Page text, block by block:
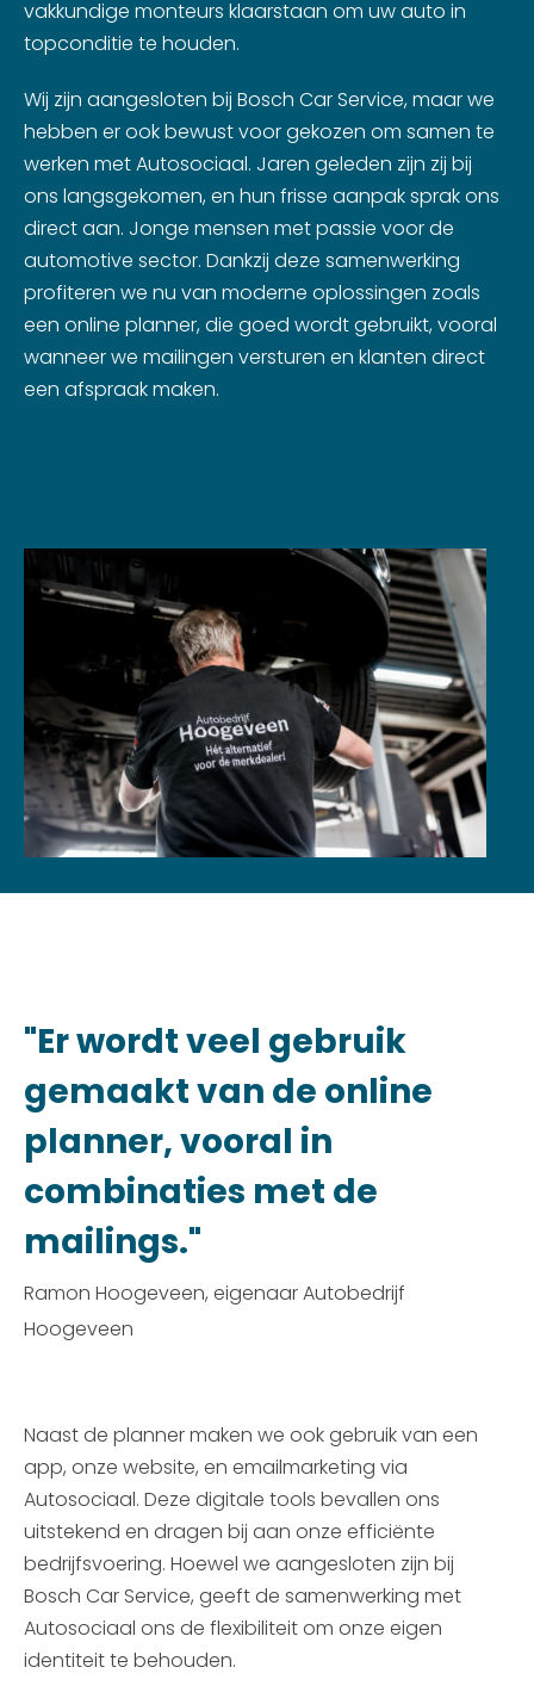
vakkundige monteurs klaarstaan om uw auto in
topconditie te houden.
Wij zijn aangesloten bij Bosch Car Service, maar we
hebben er ook bewust voor gekozen om samen te
werken met Autosociaal. Jaren geleden zijn zij bij
ons langsgekomen, en hun frisse aanpak sprak ons
direct aan. Jonge mensen met passie voor de
automotive sector. Dankzij deze samenwerking
profiteren we nu van moderne oplossingen zoals
een online planner, die goed wordt gebruikt, vooral
wanneer we mailingen versturen en klanten direct
een afspraak maken.
"Er wordt veel gebruik
gemaakt van de online
planner, vooral in
combinaties met de
mailings."
Ramon Hoogeveen, eigenaar Autobedrijf
Hoogeveen
Naast de planner maken we ook gebruik van een
app, onze website, en emailmarketing via
Autosociaal. Deze digitale tools bevallen ons
uitstekend en dragen bij aan onze efficiënte
bedrijfsvoering. Hoewel we aangesloten zijn bij
Bosch Car Service, geeft de samenwerking met
Autosociaal ons de flexibiliteit om onze eigen
identiteit te behouden.